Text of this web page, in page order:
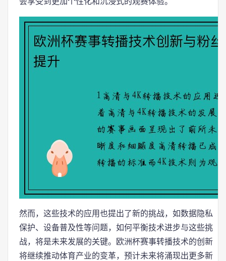
然而，这些技术的应用也提出了新的挑战，如数据隐私
保护、设备普及性等问题，如何平衡技术进步与这些挑
战，将是未来发展的关键。欧洲杯赛事转播技术的创新
将继续推动体育产业的变革，预计未来将涌现出更多新